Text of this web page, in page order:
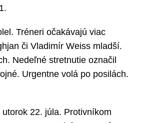
Tréneri očakávajú viac
či Vladimír Weiss mladší.
Nedeľné stretnutie označil
Urgentne volá po posilách.
22. júla. Protivníkom